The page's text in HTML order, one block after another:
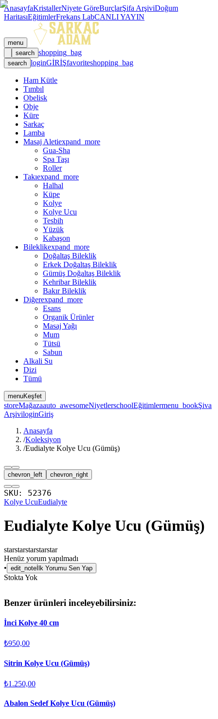
AnasayfaKristallerNiyete GöreBurçlarŞifa ArşiviDoğum
HaritasıEğitimlerFrekans LabCANLI YAYIN
menu
search shopping_bag
search loginGİRİŞfavoriteshopping_bag
Ham Kütle
Tımbıl
Obelisk
Obje
Küre
Sarkaç
Lamba
Masaj Aletiexpand_more
Gua-Sha
Spa Taşı
Roller
Takıexpand_more
Halhal
Küpe
Kolye
Kolye Ucu
Tesbih
Yüzük
Kabaşon
Bileklikexpand_more
Doğaltaş Bileklik
Erkek Doğaltaş Bileklik
Gümüş Doğaltaş Bileklik
Kehribar Bileklik
Bakır Bileklik
Diğerexpand_more
Esans
Organik Ürünler
Masaj Yağı
Mum
Tütsü
Sabun
Alkali Su
Dizi
Tümü
menuKeşfet
storeMağazaauto_awesomeNiyetlerschoolEğitimlermenu_bookŞiva
ArşiviloginGiriş
Anasayfa
/Koleksiyon
/Eudialyte Kolye Ucu (Gümüş)
chevron_left chevron_right
SKU: 52376
Kolye UcuEudialyte
Eudialyte Kolye Ucu (Gümüş)
starstarstarstarstar
Henüz yorum yapılmadı
• edit_note İlk Yorumu Sen Yap
Stokta Yok
Benzer ürünleri inceleyebilirsiniz:
İnci Kolye 40 cm
₺950,00
Sitrin Kolye Ucu (Gümüş)
₺1.250,00
Abalon Sedef Kolye Ucu (Gümüş)